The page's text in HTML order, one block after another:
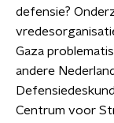
defensie?
Gaza
andere
Centrum voor